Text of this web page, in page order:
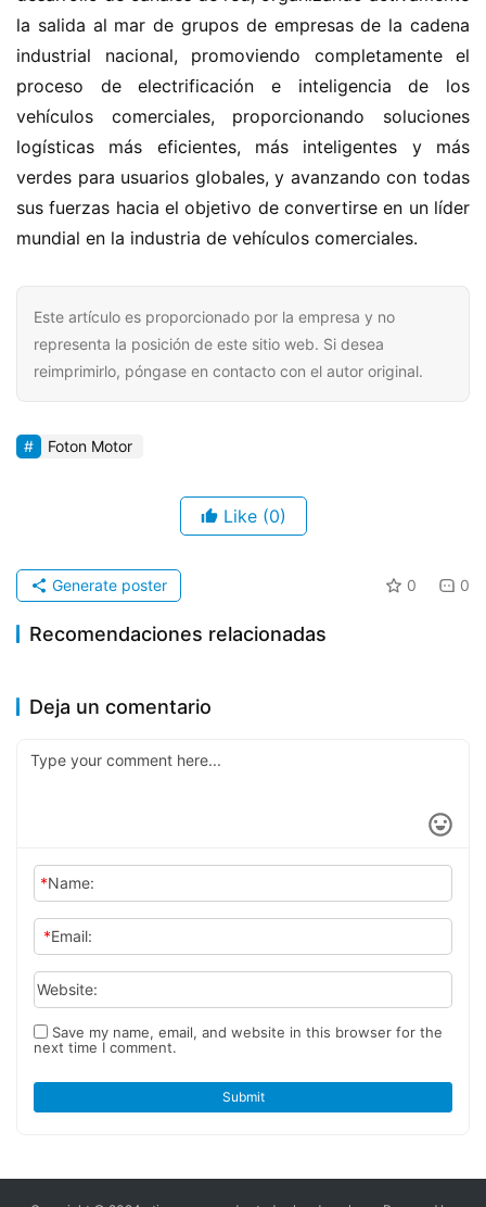
la salida al mar de grupos de empresas de la cadena
industrial nacional, promoviendo completamente el
proceso de electrificación e inteligencia de los
vehículos comerciales, proporcionando soluciones
logísticas más eficientes, más inteligentes y más
verdes para usuarios globales, y avanzando con todas
sus fuerzas hacia el objetivo de convertirse en un líder
mundial en la industria de vehículos comerciales.
Este artículo es proporcionado por la empresa y no
representa la posición de este sitio web. Si desea
reimprimirlo, póngase en contacto con el autor original.
Foton Motor
Like (0)
0 0
Generate poster
Recomendaciones relacionadas
tecnología “Tres Sistemas
liderando la transformación
ecológica del transporte
modelo ejemplar que
combina a la perfección alta
humanizado
Información corporativa
Deja un comentario
*Name:
*Email:
Website:
Save my name, email, and website in this browser for the
next time I comment.
Submit